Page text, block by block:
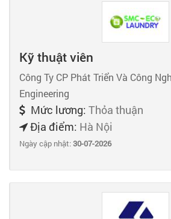
Kỹ thuật viên
Công Ty CP Phát Triển Và Công
Engineering
Mức lương: Thỏa thuận
Địa điểm: Hà Nội
Ngày cập nhật:30-07-2026